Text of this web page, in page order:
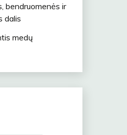
bendruomenės ir
dalis
medų